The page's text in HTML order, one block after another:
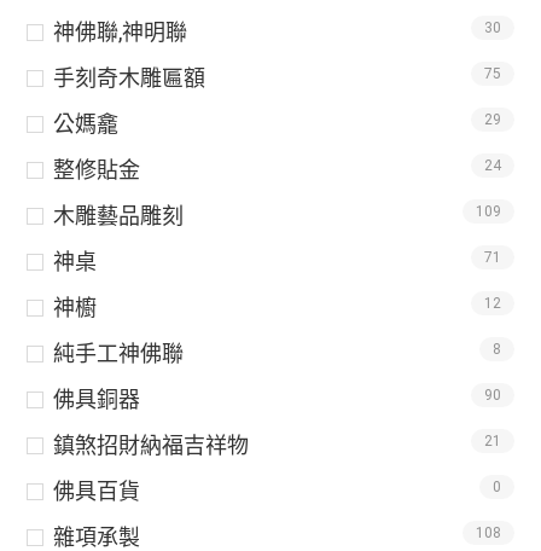
神佛聯,神明聯 30
手刻奇木雕匾額 75
公媽龕 29
整修貼金 24
木雕藝品雕刻 109
神桌 71
神櫥 12
純手工神佛聯 8
佛具銅器 90
鎮煞招財納福吉祥物 21
佛具百貨 0
雜項承製 108